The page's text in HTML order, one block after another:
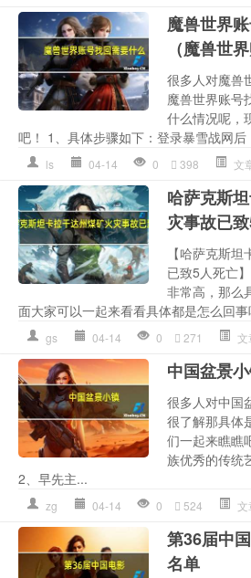
魔兽世界
（魔兽世
很多人对魔兽
魔兽世界账号
什么情况呢，
吧！ 1、具体步骤如下：登录暴雪战网后
ls 04-14 0 398 文
哈萨克斯
灾事故已
【哈萨克斯
已致5人死亡
非常高，那么
面大家可以一起来看看具体都是怎么回
gs 04-14 0 271
中国盆景
很多人对中国
很了解那具体
们一起来瞧瞧
族优秀的传统
2、早先主...
zg 04-14 0 524
第36届中
名单